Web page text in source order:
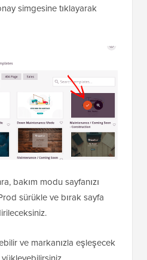
geçici bir sayfa
seçmeniz gerekir. Bir
geldiğinizde iki simge
tıklayarak şablonu
simgesine tıklayarak